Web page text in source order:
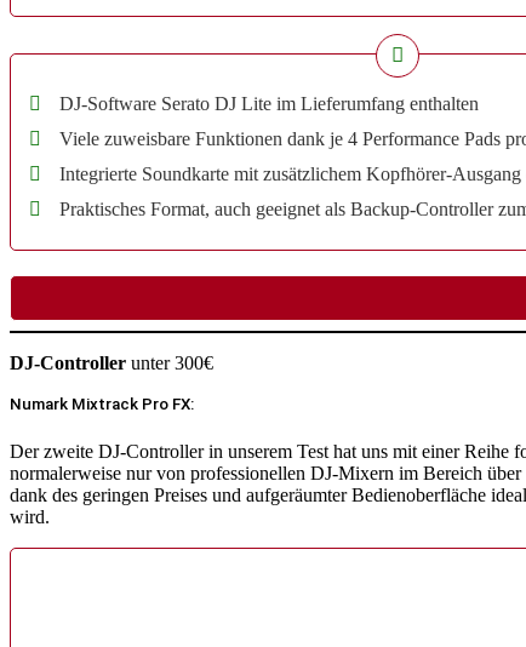
DJ-Software Serato DJ Lite im Lieferumfang enthalten
Viele zuweisbare Funktionen dank je 4 Performance Pads
Integrierte Soundkarte mit zusätzlichem Kopfhörer-Ausgang
Praktisches Format, auch geeignet als Backup-Controller
DJ-Controller unter 300€
Numark Mixtrack Pro FX:
Der zweite DJ-Controller in unserem Test hat uns mit einer Reihe
normalerweise nur von professionellen DJ-Mixern im Bereich
dank des geringen Preises und aufgeräumter Bedienoberfläche
wird.